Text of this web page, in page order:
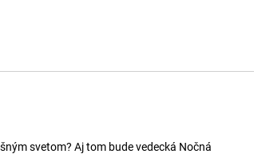
svetom? Aj tom bude vedecká Nočná